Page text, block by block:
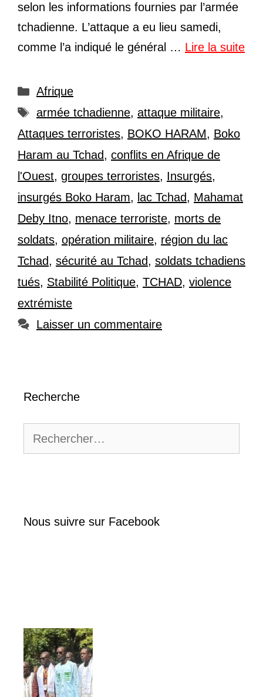
selon les informations fournies par l’armée
tchadienne. L’attaque a eu lieu samedi,
comme l’a indiqué le général … Lire la suite
Catégories
Afrique
Étiquettes
armée tchadienne, attaque militaire,
Attaques terroristes, BOKO HARAM, Boko
Haram au Tchad, conflits en Afrique de
l'Ouest, groupes terroristes, Insurgés,
insurgés Boko Haram, lac Tchad, Mahamat
Deby Itno, menace terroriste, morts de
soldats, opération militaire, région du lac
Tchad, sécurité au Tchad, soldats tchadiens
tués, Stabilité Politique, TCHAD, violence
extrémiste
Laisser un commentaire
Recherche
Nous suivre sur Facebook